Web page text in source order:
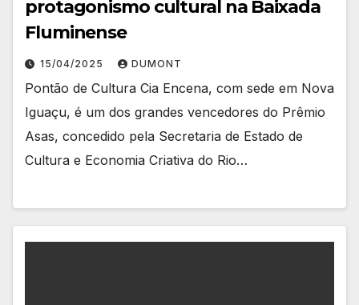
protagonismo cultural na Baixada
Fluminense
15/04/2025 DUMONT
Pontão de Cultura Cia Encena, com sede em Nova
Iguaçu, é um dos grandes vencedores do Prêmio
Asas, concedido pela Secretaria de Estado de
Cultura e Economia Criativa do Rio…